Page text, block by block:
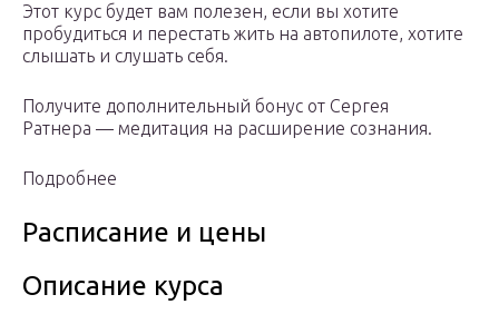
Этот курс будет вам полезен, если вы хотите
пробудиться и перестать жить на автопилоте, хотите
слышать и слушать себя.
Получите дополнительный бонус от Сергея
Ратнера — медитация на расширение сознания.
Подробнее
Расписание и цены
Описание курса